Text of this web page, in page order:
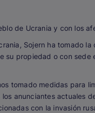
de Ucrania y con los
Sojern ha tomado
su propiedad o con
tomado medidas para
anunciantes actuales
con la invasión